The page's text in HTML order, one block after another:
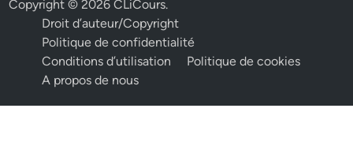
Copyright © 2026CLiCours.
Droit d’auteur/Copyright
Politique de confidentialité
Conditions d’utilisation
Politique de cookies
A propos de nous